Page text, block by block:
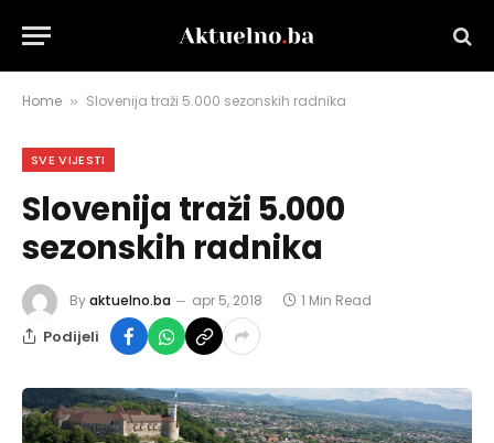
Home » Slovenija traži 5.000 sezonskih radnika
SVE VIJESTI
Slovenija traži 5.000
sezonskih radnika
Byaktuelno.ba apr 5, 2018 1 Min Read
Podijeli